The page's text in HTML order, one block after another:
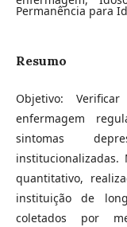
Permanência para
Resumo
Objetivo:
enfermagem
sintomas
institucionalizadas.
quantitativo,
instituição de
coletados por